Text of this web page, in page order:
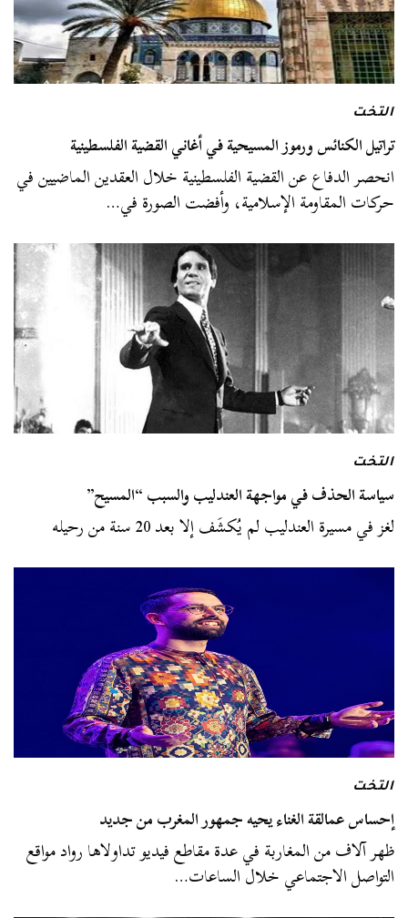
التخت
تراتيل الكنائس ورموز المسيحية في أغاني القضية الفلسطينية
انحصر الدفاع عن القضية الفلسطينية خلال العقدين الماضيين في
حركات المقاومة الإسلامية، وأفضت الصورة في…
التخت
سياسة الحذف في مواجهة العندليب والسبب “المسيح”
لغز في مسيرة العندليب لم يُكشَف إلا بعد 20 سنة من رحيله
التخت
إحساس عمالقة الغناء يحيه جمهور المغرب من جديد
ظهر آلاف من المغاربة في عدة مقاطع فيديو تداولاها رواد مواقع
التواصل الاجتماعي خلال الساعات…